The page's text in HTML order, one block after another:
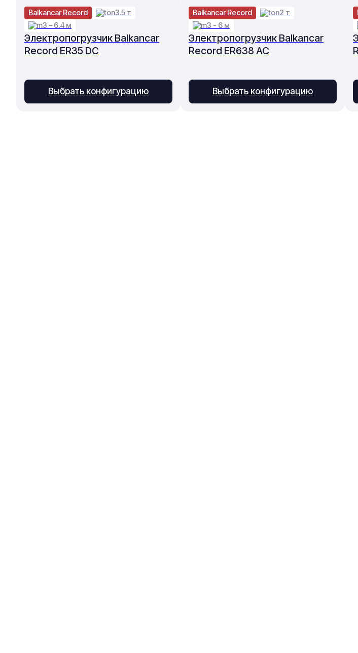
Электропогрузчик Balkancar
Record ER35 DC
Balkancar Record
3.5 т
3 – 6.4 м
Выбрать конфигурацию
Электропогрузчик Balkancar
Record ER638 AC
Balkancar Record
2 т
3 - 6 м
Выбрать конфигурацию